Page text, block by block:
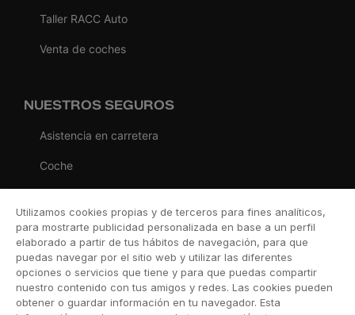
Taller RACC Auto
Venta de coches
NUESTROS SEGUROS
Asistencia en carretera
Coche
Viaje
Hogar
Vida
Utilizamos cookies propias y de terceros para fines analíticos,
para mostrarte publicidad personalizada en base a un perfil
elaborado a partir de tus hábitos de navegación, para que
puedas navegar por el sitio web y utilizar las diferentes
opciones o servicios que tiene y para que puedas compartir
nuestro contenido con tus amigos y redes. Las cookies pueden
obtener o guardar información en tu navegador. Esta